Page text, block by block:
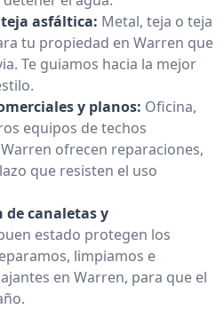
asfáltica: Metal, teja o teja
tu propiedad en Warren que
Te guiamos hacia la mejor
y planos: Oficina,
equipos de techos
ofrecen reparaciones,
que resisten el uso
canaletas y
estado protegen los
limpiamos e
en Warren, para que el